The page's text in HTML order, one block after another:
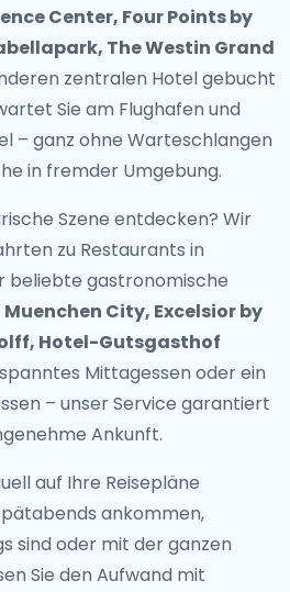
Center, Four Points by
The Westin Grand
zentralen Hotel gebucht
Sie am Flughafen und
– ganz ohne Warteschlangen
in fremder Umgebung.
Szene entdecken? Wir
zu Restaurants in
beliebte gastronomische
City, Excelsior by
Hotel-Gutsgasthof
Mittagessen oder ein
– unser Service garantiert
Ankunft.
auf Ihre Reisepläne
ankommen,
sind oder mit der ganzen
Sie den Aufwand mit